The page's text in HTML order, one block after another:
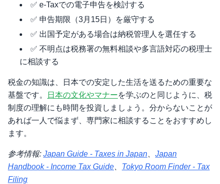
✅ e-Taxでの電子申告を検討する
✅ 申告期限（3月15日）を厳守する
✅ 出国予定がある場合は納税管理人を選任する
✅ 不明点は税務署の無料相談や多言語対応の税理士
に相談する
税金の知識は、日本での安定した生活を送るための重要な
基盤です。
日本の文化やマナーを学ぶのと同じように、税
制度の理解にも時間を投資しましょう。分からないことが
あれば一人で悩まず、専門家に相談することをおすすめし
ます。
参考情報: Japan Guide - Taxes in Japan、 Japan
Handbook - Income Tax Guide、 Tokyo Room Finder - Tax
Filing